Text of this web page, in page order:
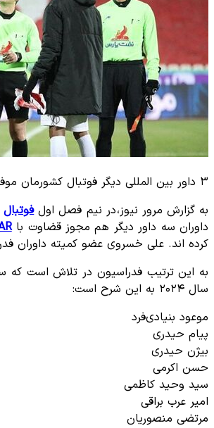
۳ داور بین المللی دیگر فوتبال کشورمان موفق شدند که مجوز قضاوت با کمک داور ویدئویی را دریافت کنند.
به گزارش مرور نیوز، در نیم فصل اولفوتبال
داوران سه داور دیگر هم مجوز قضاوت با
کرده اند. علی خسروی عضو کمیته داوران
سال ۲۰۲۴ به این شرح است:
موعود بنیادی‌فرد
پیام حیدری
بیژن حیدری
حسن اکرمی
سید وحید کاظمی
امیر عرب براقی
مرتضی منصوریان